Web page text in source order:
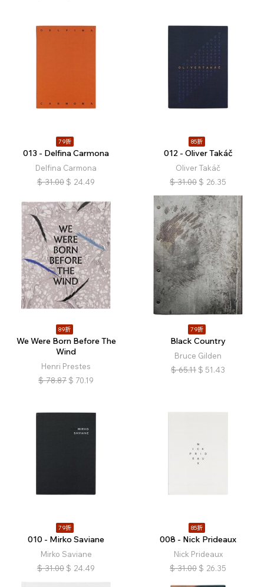
79折
013 - Delfina Carmona
Delfina Carmona
$ 31.00 $ 24.49
85折
012 - Oliver Takáč
Oliver Takáč
$ 31.00 $ 26.35
89折
We Were Born Before The
Wind
Henri Prestes
$ 78.87 $ 70.19
79折
Black Country
Bruce Gilden
$ 65.11 $ 51.43
79折
010 - Mirko Saviane
Mirko Saviane
$ 31.00 $ 24.49
85折
008 - Nick Prideaux
Nick Prideaux
$ 31.00 $ 26.35